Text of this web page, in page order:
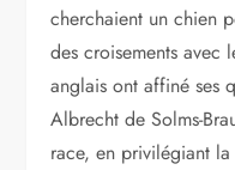
cherchaient un chien
des croisements
anglais ont affiné ses
Albrecht de Solms-
race, en privilégiant